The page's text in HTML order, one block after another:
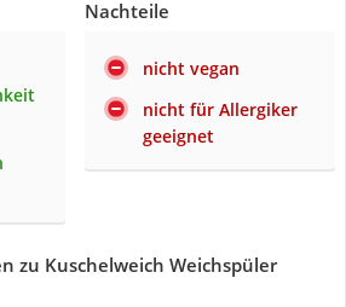
Nachteile
nicht vegan
nicht für Allergiker
geeignet
zu Kuschelweich Weichspüler